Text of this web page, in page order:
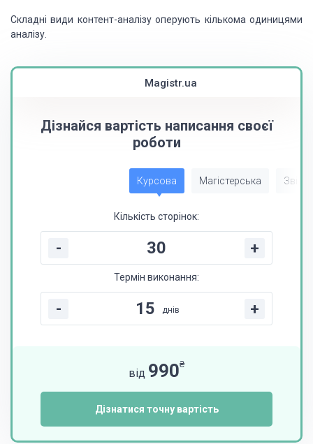
Складні види контент-аналізу оперують кількома одиницями
аналізу.
Magistr.ua
Дізнайся вартість написання своєї
роботи
Курсова Магістерська Звіт
Кількість сторінок:
- +
Термін виконання:
- днів +
від 990₴
Дізнатися точну вартість